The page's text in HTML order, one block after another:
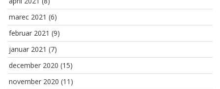
marec 2021 (6)
februar 2021 (9)
januar 2021 (7)
december 2020 (15)
november 2020 (11)